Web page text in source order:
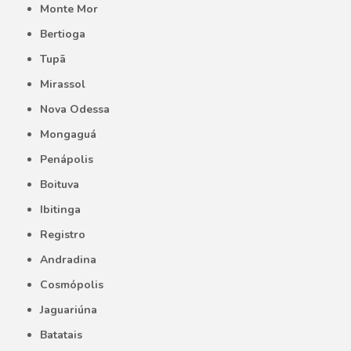
Monte Mor
Bertioga
Tupã
Mirassol
Nova Odessa
Mongaguá
Penápolis
Boituva
Ibitinga
Registro
Andradina
Cosmópolis
Jaguariúna
Batatais